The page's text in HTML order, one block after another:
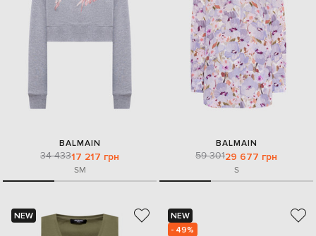
BALMAIN
34 43317 217 грн
SM
BALMAIN
59 30129 677 грн
S
NEW
NEW
- 49%